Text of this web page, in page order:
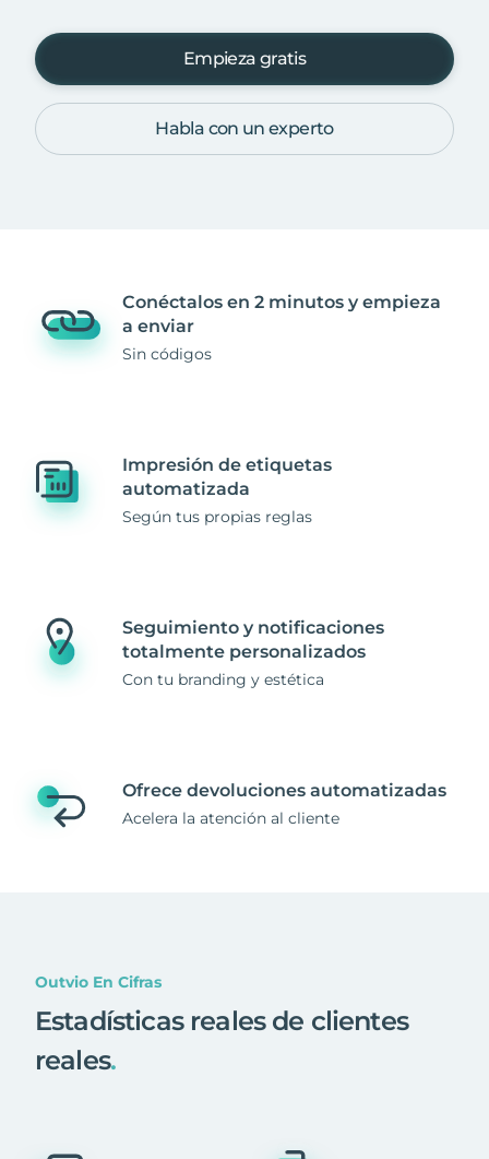
Empieza gratis
Habla con un experto
Conéctalos en 2 minutos y empieza
a enviar
Sin códigos
Impresión de etiquetas
automatizada
Según tus propias reglas
Seguimiento y notificaciones
totalmente personalizados
Con tu branding y estética
Ofrece devoluciones automatizadas
Acelera la atención al cliente
Outvio En Cifras
Estadísticas reales de clientes
reales.